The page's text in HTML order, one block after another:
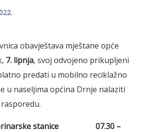
obavještava mještane opće
7. lipnja, svoj odvojeno prikupljeni
predati u mobilno reciklažno
u naseljima općina Drnje nalaziti
stanice 07.30 –